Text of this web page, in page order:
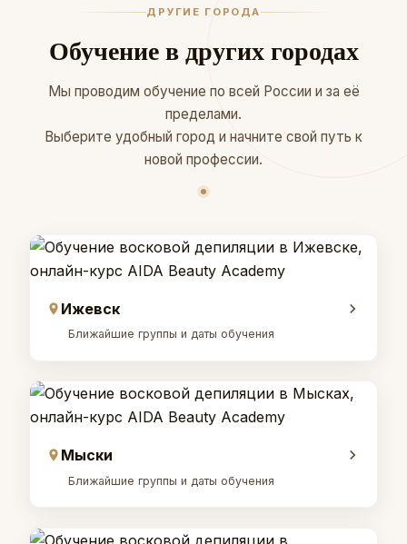
ДРУГИЕ ГОРОДА
Обучение в других городах
Мы проводим обучение по всей России и за её
пределами.
Выберите удобный город и начните свой путь к
новой профессии.
Ижевск
Ближайшие группы и даты обучения
Мыски
Ближайшие группы и даты обучения